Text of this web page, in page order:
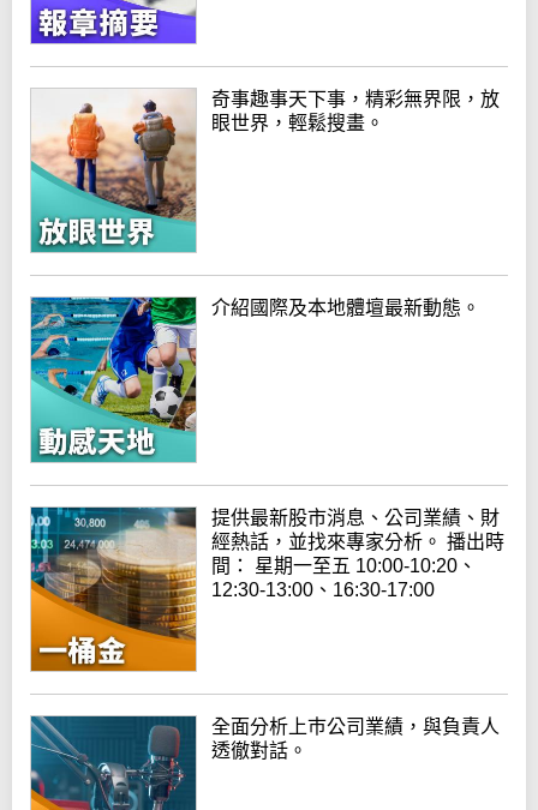
奇事趣事天下事，精彩無界限，放
眼世界，輕鬆搜畫。
介紹國際及本地體壇最新動態。
提供最新股市消息、公司業績、財
經熱話，並找來專家分析。 播出時
間： 星期一至五 10:00-10:20、
12:30-13:00、16:30-17:00
全面分析上巿公司業績，與負責人
透徹對話。